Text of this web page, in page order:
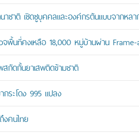
าชาติ เชิดชูบุคคลและองค์กรต้นแบบจากหล
นที่คงเหลือ 18,000 หมู่บ้านผ่าน
กัดกั้นยาเสพติดข้ามชาติ
ระโดง 995 แปลง
คนไทย